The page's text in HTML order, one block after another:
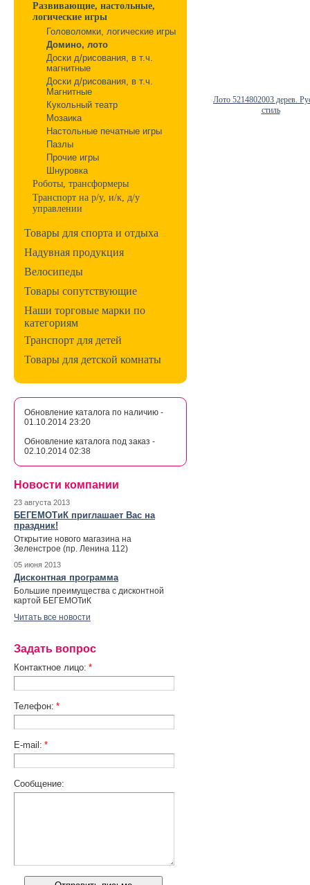
Развивающие, настольные,
логические игры
Головоломки, логические игры
Домино, лото
Доски д/рисования, в т.ч.
магнитные
Доски д/рисования, в т.ч.
Магнитные
Кукольный театр
Мозаика
Настольные печатные игры
Пазлы
Прочие игры
Шнуровка
Роботы, трансформеры
Транспорт на р/у, и/к, д/у
управлении
Товары для спорта и отдыха
Надувная продукция
Велосипеды
Товары сопутствующие
Наши торговые марки по
категориям
Транспорт для детей
Товары для детской комнаты
Обновление каталога по наличию -
01.10.2014 23:20
Обновление каталога под заказ -
02.10.2014 02:38
Новости компании
23 августа 2013
БЕГЕМОТиК приглашает Вас на
праздник!
Открытие нового магазина на
Зеленстрое (пр. Ленина 112)
05 июня 2013
Дисконтная программа
Большие преимущества с дисконтной
картой БЕГЕМОТиК
Читать все новости
Задать вопрос
Контактное лицо: *
Телефон: *
E-mail: *
Сообщение:
Лото 5214802003 дерев.
стиль